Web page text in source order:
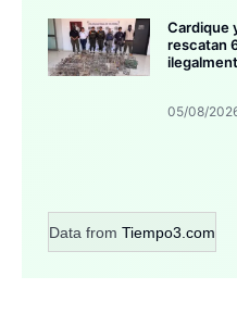
Cardique
rescatan
05/08/
Data from Tiempo3.com